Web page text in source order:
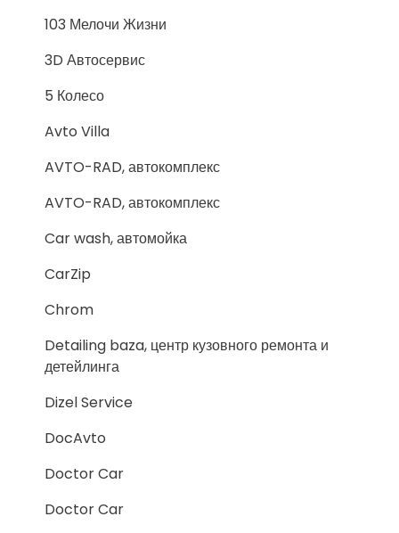
103 Мелочи Жизни
3D Автосервис
5 Колесо
Avto Villa
AVTO-RAD, автокомплекс
AVTO-RAD, автокомплекс
Car wash, автомойка
CarZip
Chrom
Detailing baza, центр кузовного ремонта и
детейлинга
Dizel Service
DocAvto
Doctor Car
Doctor Car